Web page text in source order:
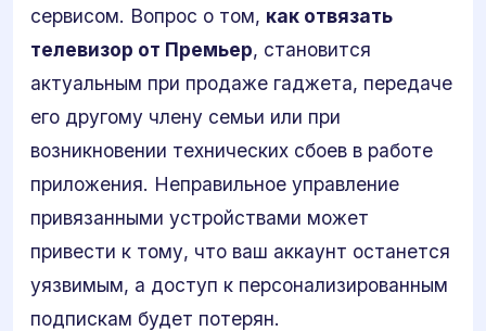
сервисом. Вопрос о том, как отвязать
телевизор от Премьер, становится
актуальным при продаже гаджета, передаче
его другому члену семьи или при
возникновении технических сбоев в работе
приложения. Неправильное управление
привязанными устройствами может
привести к тому, что ваш аккаунт останется
уязвимым, а доступ к персонализированным
подпискам будет потерян.